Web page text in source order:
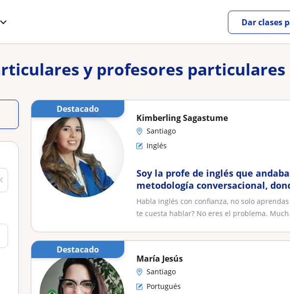
Dar clases
y profesores
Destacado
Kimberling Sagastume
Santiago
Inglés
Soy la profe de inglés que
metodología conversacional,
situaciones reales basadas en lo
perder el tiempo, hablando sin
Habla inglés con confianza, no solo
te cuesta hablar? No eres el problema.
Destacado
María Jesús
Santiago
Portugués